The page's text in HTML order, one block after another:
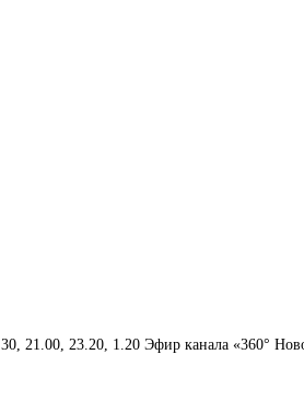
21.00, 23.20, 1.20 Эфир канала «360°